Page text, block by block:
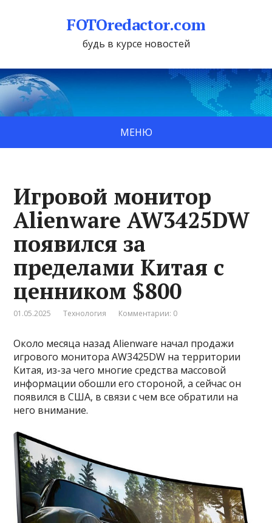
FOTOredactor.com
будь в курсе новостей
МЕНЮ
Игровой монитор
Alienware AW3425DW
появился за
пределами Китая с
ценником $800
01.05.2025 Технология Комментарии: 0
Около месяца назад Alienware начал продажи
игрового монитора AW3425DW на территории
Китая, из-за чего многие средства массовой
информации обошли его стороной, а сейчас он
появился в США, в связи с чем все обратили на
него внимание.